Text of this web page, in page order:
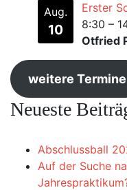
Aug.
10
Erster
8:30 –
Otfried
weitere Termine
Neueste
Abschlussball
Auf der Suche